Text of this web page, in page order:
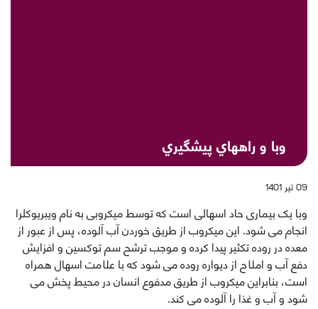
وبا و راههاي پيشگيري
09 تیر 1401
وبا یک بیماری حاد اسهالی است که توسط میکروبی به نام ويبريوکلرا
انجام می شود. اين ميکروب از طريق خوردن آب آلوده، پس از عبور از
معده در روده تكثير پيدا كرده و موجب ترشح سم توكسين و افزايش
دفع آب و املاح از ديواره روده می شود كه با علامت اسهال همراه
است، بنابراين ميكروب از طريق مدفوع انسان در محيط پخش می
شود و آب و غذا را آلوده می كند.